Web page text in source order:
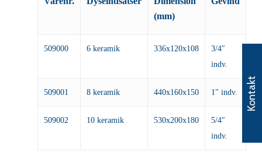
(mm)
509000 6 keramik 336x120x108
3/4″
indv.
509001 8 keramik 440x160x150 1″ indv.
509002 10 keramik 530x200x180
5/4″
indv.
Kontakt